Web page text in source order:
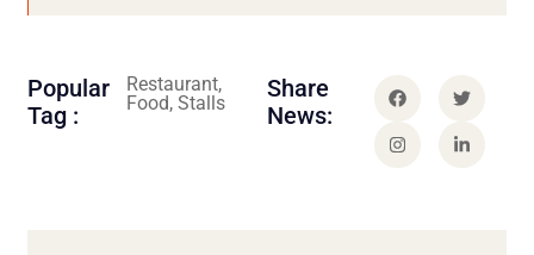
Popular
Tag :
Restaurant,
Food, Stalls
Share
News: